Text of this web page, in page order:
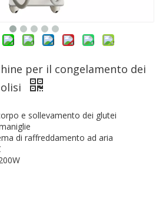
per il congelamento dei
e sollevamento dei glutei
di raffreddamento ad aria